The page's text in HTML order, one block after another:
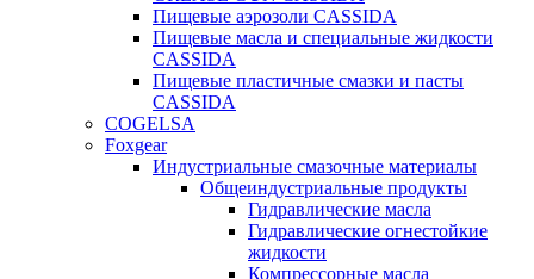
Пищевые аэрозоли CASSIDA
Пищевые масла и специальные жидкости
CASSIDA
Пищевые пластичные смазки и пасты
CASSIDA
COGELSA
Foxgear
Индустриальные смазочные материалы
Общеиндустриальные продукты
Гидравлические масла
Гидравлические огнестойкие
жидкости
Компрессорные масла